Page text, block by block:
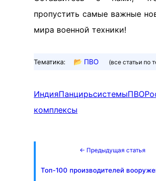
пропустить самые важные
мира военной техники!
Тематика: 📂 ПВО (все статьи по
ИндияПанцирьсистемыПВО
комплексы
← Предыдущая статья
Топ-100 производителей